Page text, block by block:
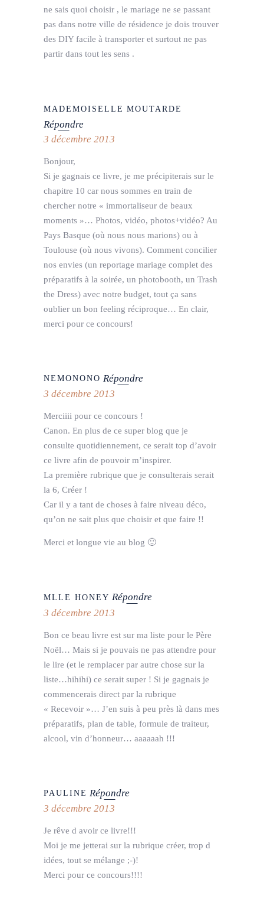
ne sais quoi choisir , le mariage ne se passant
pas dans notre ville de résidence je dois trouver
des DIY facile à transporter et surtout ne pas
partir dans tout les sens .
MADEMOISELLE MOUTARDE
Répondre
3 décembre 2013
Bonjour,
Si je gagnais ce livre, je me précipiterais sur le
chapitre 10 car nous sommes en train de
chercher notre « immortaliseur de beaux
moments »… Photos, vidéo, photos+vidéo? Au
Pays Basque (où nous nous marions) ou à
Toulouse (où nous vivons). Comment concilier
nos envies (un reportage mariage complet des
préparatifs à la soirée, un photobooth, un Trash
the Dress) avec notre budget, tout ça sans
oublier un bon feeling réciproque… En clair,
merci pour ce concours!
NEMONONO Répondre
3 décembre 2013
Merciiii pour ce concours !
Canon. En plus de ce super blog que je
consulte quotidiennement, ce serait top d’avoir
ce livre afin de pouvoir m’inspirer.
La première rubrique que je consulterais serait
la 6, Créer !
Car il y a tant de choses à faire niveau déco,
qu’on ne sait plus que choisir et que faire !!
Merci et longue vie au blog 🙂
MLLE HONEY Répondre
3 décembre 2013
Bon ce beau livre est sur ma liste pour le Père
Noël… Mais si je pouvais ne pas attendre pour
le lire (et le remplacer par autre chose sur la
liste…hihihi) ce serait super ! Si je gagnais je
commencerais direct par la rubrique
« Recevoir »… J’en suis à peu près là dans mes
préparatifs, plan de table, formule de traiteur,
alcool, vin d’honneur… aaaaaah !!!
PAULINE Répondre
3 décembre 2013
Je rêve d avoir ce livre!!!
Moi je me jetterai sur la rubrique créer, trop d
idées, tout se mélange ;-)!
Merci pour ce concours!!!!